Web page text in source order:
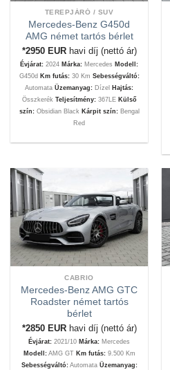
TEREPJÁRÓ / SUV
Mercedes-Benz G450d
AMG német tartós bérlet
*2950 EUR havi díj (nettó ár)
Évjárat: 2024 Márka: Mercedes Modell:
G450d Km futás: 30 Km Sebességváltó:
Automata Üzemanyag: Dízel
Hajtás:
Összkerék Teljesítmény:367LE Külső
szín:Obsidian Black Kárpit szín:Bengal
Red
CABRIO
Mercedes-Benz AMG GTC
Roadster német tartós
bérlet
*2850 EUR havi díj (nettó ár)
Évjárat: 2021/10 Márka: Mercedes
Modell:AMG GT Km futás: 9.500 Km
Sebességváltó:Automata Üzemanyag: